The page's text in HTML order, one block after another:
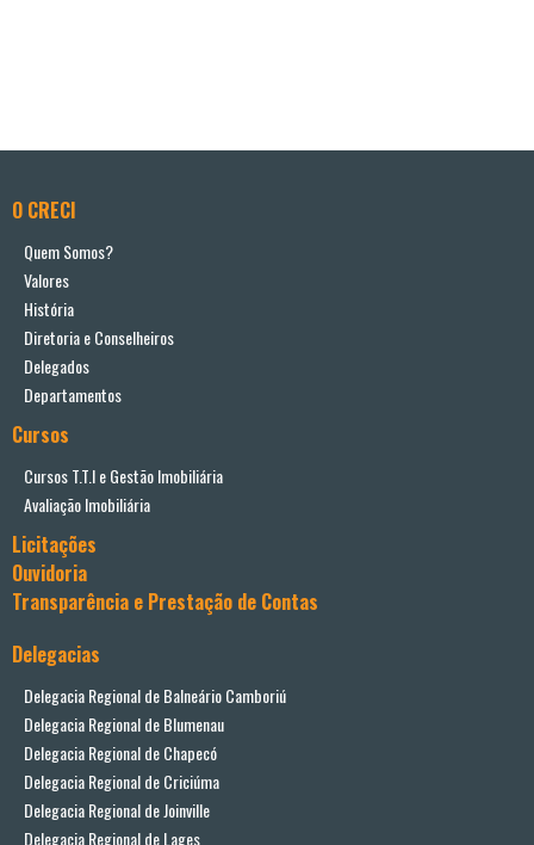
O CRECI
Quem Somos?
Valores
História
Diretoria e Conselheiros
Delegados
Departamentos
Cursos
Cursos T.T.I e Gestão Imobiliária
Avaliação Imobiliária
Licitações
Ouvidoria
Transparência e Prestação de Contas
Delegacias
Delegacia Regional de Balneário Camboriú
Delegacia Regional de Blumenau
Delegacia Regional de Chapecó
Delegacia Regional de Criciúma
Delegacia Regional de Joinville
Delegacia Regional de Lages